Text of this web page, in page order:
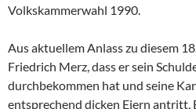
Volkskammerwahl 1990.
Aus aktuellem Anlass zu diesem
Friedrich Merz, dass er sein
durchbekommen hat und seine
entsprechend dicken Eiern antritt.